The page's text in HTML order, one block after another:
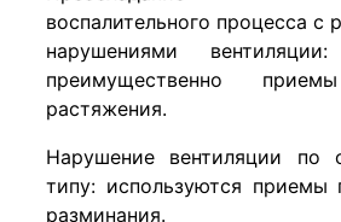
воспалительного процесса с
нарушениями вентиляции:
преимущественно
растяжения.
Нарушение вентиляции по
типу: используются приемы
разминания.